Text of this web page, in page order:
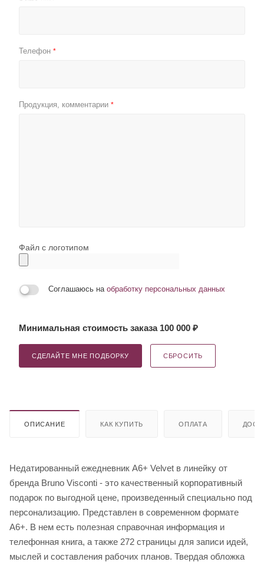
Телефон *
Продукция, комментарии *
Файл с логотипом
Соглашаюсь на обработку персональных данных
Минимальная стоимость заказа 100 000 ₽
СДЕЛАЙТЕ МНЕ ПОДБОРКУ СБРОСИТЬ
ОПИСАНИЕ КАК КУПИТЬ ОПЛАТА
Недатированный ежедневник A6+ Velvet в линейку от
бренда Bruno Visconti - это качественный корпоративный
подарок по выгодной цене, произведенный специально под
персонализацию. Представлен в современном формате
А6+. В нем есть полезная справочная информация и
телефонная книга, а также 272 страницы для записи идей,
мыслей и составления рабочих планов. Твердая обложка